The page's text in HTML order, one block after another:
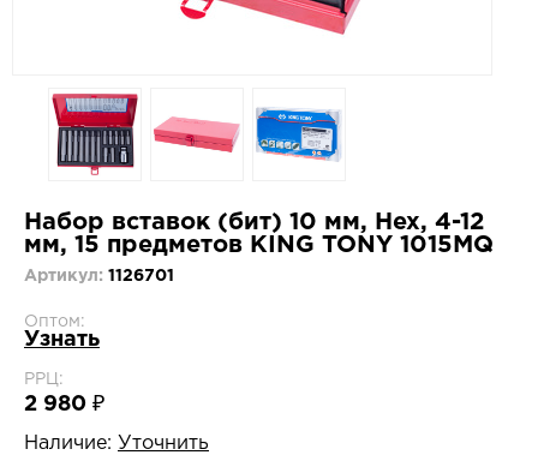
Набор вставок (бит) 10 мм, Hex, 4-12
мм, 15 предметов KING TONY 1015MQ
Артикул: 1126701
Оптом:
Узнать
РРЦ:
2 980 ₽
Наличие: Уточнить